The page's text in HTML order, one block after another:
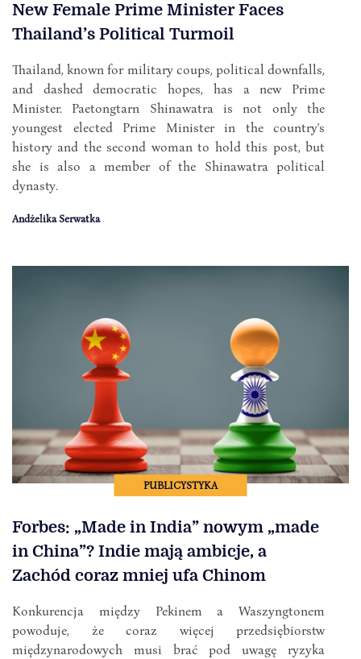
New Female Prime Minister Faces
Thailand’s Political Turmoil
Thailand, known for military coups, political downfalls,
and dashed democratic hopes, has a new Prime
Minister. Paetongtarn Shinawatra is not only the
youngest elected Prime Minister in the country's
history and the second woman to hold this post, but
she is also a member of the Shinawatra political
dynasty.
Andżelika Serwatka
PUBLICYSTYKA
Forbes: „Made in India” nowym „made
in China”? Indie mają ambicje, a
Zachód coraz mniej ufa Chinom
Konkurencja między Pekinem a Waszyngtonem
powoduje, że coraz więcej przedsiębiorstw
międzynarodowych musi brać pod uwagę ryzyka